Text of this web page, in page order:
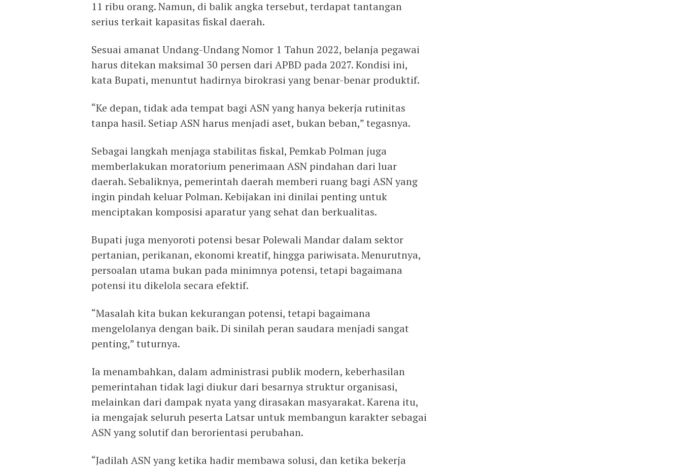
11 ribu orang. Namun, di balik angka tersebut, terdapat tantangan
serius terkait kapasitas fiskal daerah.
Sesuai amanat Undang-Undang Nomor 1 Tahun 2022, belanja pegawai
harus ditekan maksimal 30 persen dari APBD pada 2027. Kondisi ini,
kata Bupati, menuntut hadirnya birokrasi yang benar-benar produktif.
“Ke depan, tidak ada tempat bagi ASN yang hanya bekerja rutinitas
tanpa hasil. Setiap ASN harus menjadi aset, bukan beban,” tegasnya.
Sebagai langkah menjaga stabilitas fiskal, Pemkab Polman juga
memberlakukan moratorium penerimaan ASN pindahan dari luar
daerah. Sebaliknya, pemerintah daerah memberi ruang bagi ASN yang
ingin pindah keluar Polman. Kebijakan ini dinilai penting untuk
menciptakan komposisi aparatur yang sehat dan berkualitas.
Bupati juga menyoroti potensi besar Polewali Mandar dalam sektor
pertanian, perikanan, ekonomi kreatif, hingga pariwisata. Menurutnya,
persoalan utama bukan pada minimnya potensi, tetapi bagaimana
potensi itu dikelola secara efektif.
“Masalah kita bukan kekurangan potensi, tetapi bagaimana
mengelolanya dengan baik. Di sinilah peran saudara menjadi sangat
penting,” tuturnya.
Ia menambahkan, dalam administrasi publik modern, keberhasilan
pemerintahan tidak lagi diukur dari besarnya struktur organisasi,
melainkan dari dampak nyata yang dirasakan masyarakat. Karena itu,
ia mengajak seluruh peserta Latsar untuk membangun karakter sebagai
ASN yang solutif dan berorientasi perubahan.
“Jadilah ASN yang ketika hadir membawa solusi, dan ketika bekerja